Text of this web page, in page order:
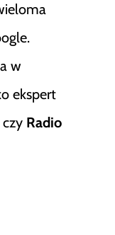
w
ekspert
czy Radio